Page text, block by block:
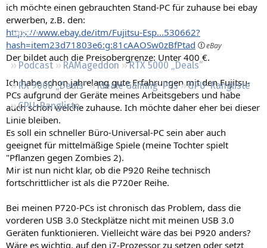
Leserartikel
Regeln
Podcast RAMageddon
RTX 5000 „Deals“
RX 9000 „Deals“
Ideale Gaming-PCs
GPU-Rangliste
CPU-Rangliste
ich möchte einen gebrauchten Stand-PC für zuhause bei ebay
erwerben, z.B. den:
https://www.ebay.de/itm/Fujitsu-Esp...530662?
hash=item23d71803e6:g:81cAAOSw0zBfPtad
Der bildet auch die Preisobergrenze: Unter 400 €.
Ich habe schon jahrelang gute Erfahrungen mit den Fujitsu-
PCs aufgrund der Geräte meines Arbeitsgebers und habe
auch schon welche zuhause. Ich möchte daher eher bei dieser
Linie bleiben.
Es soll ein schneller Büro-Universal-PC sein aber auch
geeignet für mittelmäßige Spiele (meine Tochter spielt
"Pflanzen gegen Zombies 2).
Mir ist nun nicht klar, ob die P920 Reihe technisch
fortschrittlicher ist als die P720er Reihe.
Bei meinen P720-PCs ist chronisch das Problem, dass die
vorderen USB 3.0 Steckplätze nicht mit meinen USB 3.0
Geräten funktionieren. Vielleicht wäre das bei P920 anders?
Wäre es wichtig, auf den i7-Prozessor zu setzen oder setzt